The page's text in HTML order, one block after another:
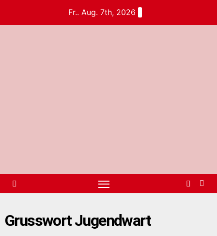
Fr.. Aug. 7th, 2026
Grusswort Jugendwart